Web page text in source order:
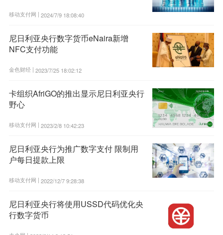
移动支付网 | 2024/7/9 18:08:40
尼日利亚央行数字货币eNaira新增
NFC支付功能
金色财经 | 2023/7/25 18:02:12
卡组织AfriGO的推出显示尼日利亚央行
野心
移动支付网 | 2023/2/8 10:42:23
尼日利亚央行为推广数字支付 限制用
户每日提款上限
移动支付网 | 2022/12/7 9:28:38
尼日利亚央行将使用USSD代码优化央
行数字货币